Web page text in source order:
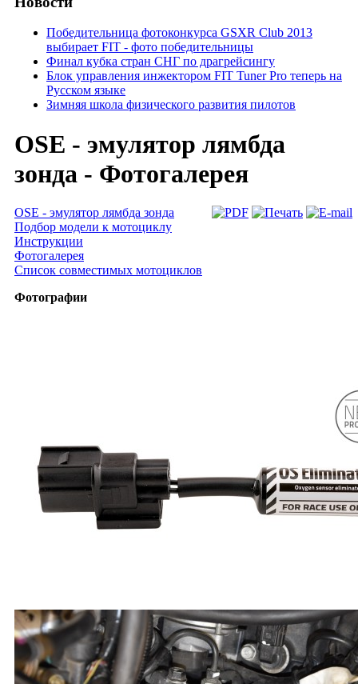
Победительница фотоконкурса GSXR Club 2013
выбирает FIT - фото победительницы
Финал кубка стран СНГ по драгрейсингу
Блок управления инжектором FIT Tuner Pro теперь на
Русском языке
Зимняя школа физического развития пилотов
OSE - эмулятор лямбда
зонда - Фотогалерея
OSE - эмулятор лямбда зонда
Подбор модели к мотоциклу
Инструкции
Фотогалерея
Список совместимых мотоциклов
Фотографии